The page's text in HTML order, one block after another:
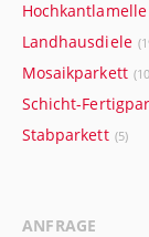
Hochkantlamelle
Landhausdiele
Mosaikparkett
Schicht-
Stabparkett (5)
ANFRAGE